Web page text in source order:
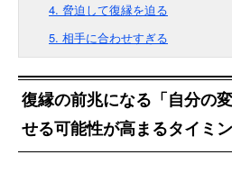
4. 脅迫して復縁を迫る
5. 相手に合わせすぎる
復縁の前兆になる「自分の
せる可能性が高まるタイミ